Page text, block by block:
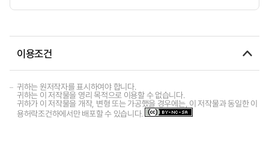
이용조건
귀하는 원저작자를 표시하여야 합니다.
귀하는 이 저작물을 영리 목적으로 이용할 수 없습니다.
귀하가 이 저작물을 개작, 변형 또는 가공했을 경우에는, 이 저작물과 동일한 이
용허락조건하에서만 배포할 수 있습니다.